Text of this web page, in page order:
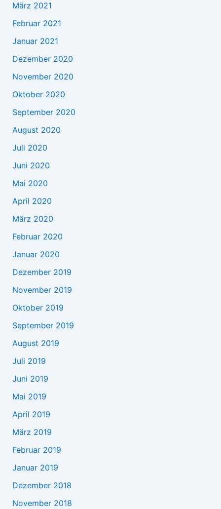
März 2021
Februar 2021
Januar 2021
Dezember 2020
November 2020
Oktober 2020
September 2020
August 2020
Juli 2020
Juni 2020
Mai 2020
April 2020
März 2020
Februar 2020
Januar 2020
Dezember 2019
November 2019
Oktober 2019
September 2019
August 2019
Juli 2019
Juni 2019
Mai 2019
April 2019
März 2019
Februar 2019
Januar 2019
Dezember 2018
November 2018